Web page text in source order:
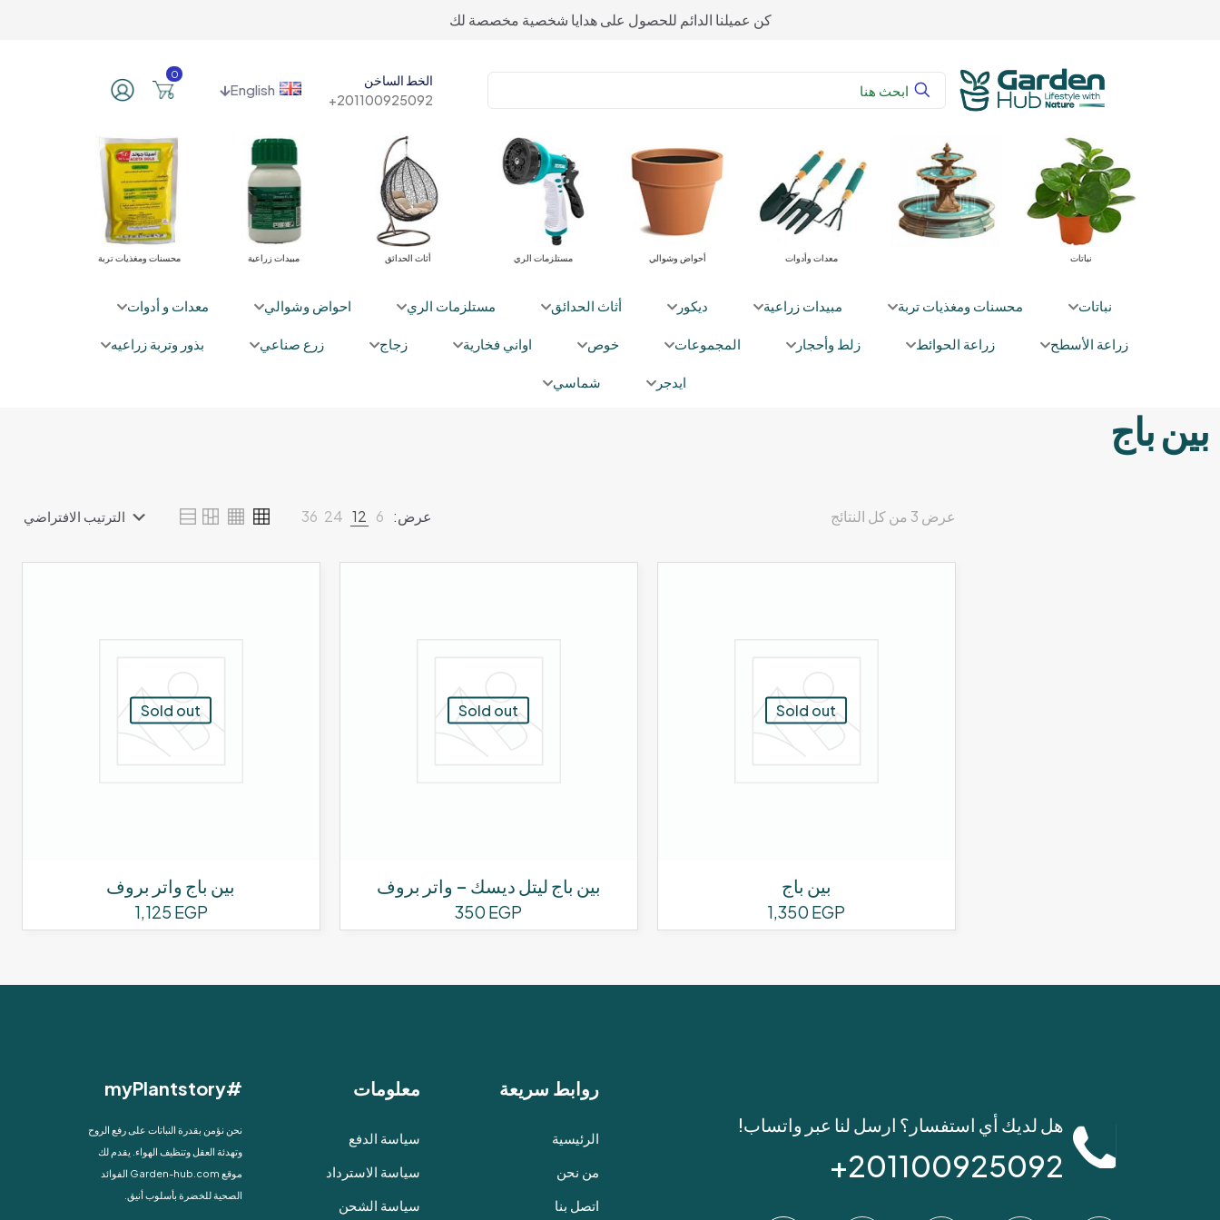
كن عميلنا الدائم للحصول على هدايا شخصية مخصصة لك
الخط الساخن
201100925092+
English
0
محسنات ومغذيات تربة مبيدات زراعية مستلزمات الري أحواض وشوالي معدات وأدوات
نباتات محسنات ومغذيات تربة مبيدات زراعية ديكور أثاث الحدائق مستلزمات الري احواض وشوالي معدات و أدوات
زراعة الأسطح زراعة الحوائط زلط وأحجار المجموعات خوص اواني فخارية زجاج زرع صناعي بذور وتربة زراعيه
ايدجر شماسي
بين باج
عرض ⁦3⁩ من كل النتائج عرض: 6
12
24
36
Sold out
بين باج
1,350 EGP
Sold out
بين باج ليتل ديسك – واتر بروف
350 EGP
Sold out
بين باج واتر بروف
1,125 EGP
هل لديك أي استفسار؟ ارسل لنا عبر واتساب!
201100925092+
روابط سريعة
الرئيسية
من نحن
اتصل بنا
معلومات
سياسة الدفع
سياسة الاسترداد
سياسة الشحن
#myPlantstory
نحن نؤمن بقدرة النباتات على رفع الروح
وتهدئة العقل وتنظيف الهواء. يقدم لك
موقع Garden-hub.com الفوائد
الصحية للخضرة بأسلوب أنيق.